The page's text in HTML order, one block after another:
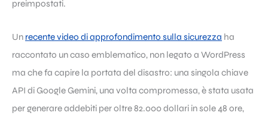
preimpostati.
Un recente video di approfondimento sulla sicurezza ha
raccontato un caso emblematico, non legato a WordPress
ma che fa capire la portata del disastro: una singola chiave
API di Google Gemini, una volta compromessa, è stata usata
per generare addebiti per oltre 82.000 dollari in sole 48 ore,